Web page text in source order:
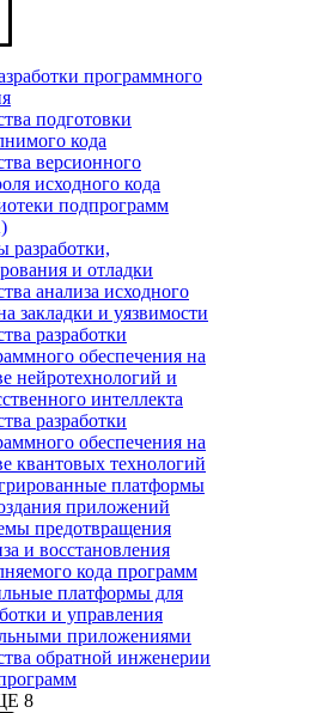
программного
подготовки
кода
версионного
исходного кода
подпрограмм
разработки,
и отладки
анализа исходного
закладки и уязвимости
разработки
обеспечения на
нейротехнологий и
интеллекта
разработки
обеспечения на
квантовых технологий
платформы
приложений
предотвращения
и восстановления
кода программ
платформы для
и управления
приложениями
обратной инженерии
8